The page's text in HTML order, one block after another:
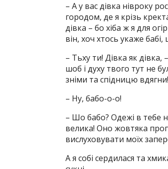
– А у вас дівка нівроку
городом, де я крізь
дівка – бо хіба ж я для
він, хоч хтось укаже
– Тьху ти! Дівка як
шоб і духу твого тут не
зніми та спідницю
– Ну, бабо-о-о!
– Шо бабо? Одежі в тебе
велика! Оно жовтяка
вислуховувати моїх
А я собі сердилася та